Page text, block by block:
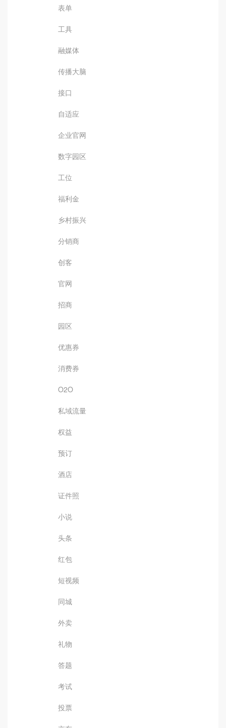
表单
工具
融媒体
传播大脑
接口
自适应
企业官网
数字园区
工位
福利金
乡村振兴
分销商
创客
官网
招商
园区
优惠券
消费券
O2O
私域流量
权益
预订
酒店
证件照
小说
头条
红包
短视频
同城
外卖
礼物
答题
考试
投票